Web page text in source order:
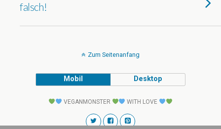
falsch!
Zum Seitenanfang
Mobil Desktop
VEGANMONSTER WITH LOVE